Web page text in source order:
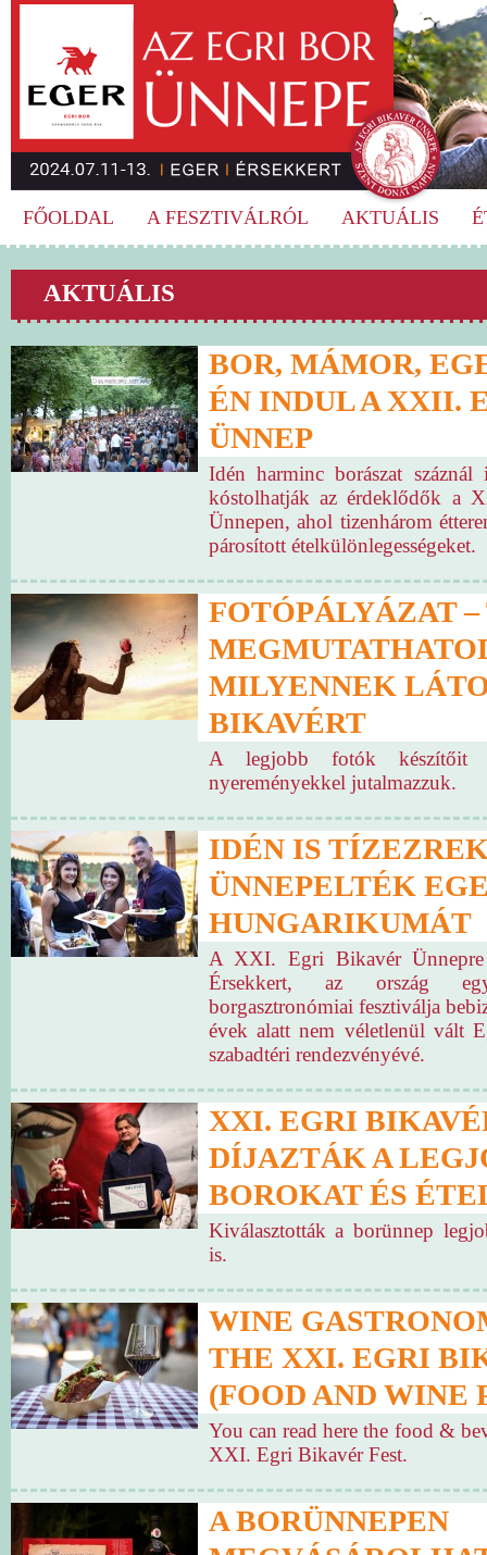
FŐOLDAL A FESZTIVÁLRÓL AKTUÁLIS
AKTUÁLIS
BOR, MÁMOR,
ÉN INDUL A XXII.
ÜNNEP
Idén harminc borászat
kóstolhatják az érdeklődők a
Ünnepen, ahol tizenhárom
párosított ételkülönlegességeket.
FOTÓPÁLYÁZAT –
MILYENNEK
BIKAVÉRT
A legjobb fotók készítőit
nyereményekkel jutalmazzuk.
IDÉN IS
ÜNNEPELTÉK
HUNGARIKUMÁT
A XXI. Egri Bikavér Ünnepre
Érsekkert, az ország
borgasztronómiai fesztiválja
évek alatt nem véletlenül vált
szabadtéri rendezvényévé.
XXI. EGRI
DÍJAZTÁK A
BOROKAT ÉS
Kiválasztották a borünnep
is.
WINE
THE XXI. EGRI
(FOOD AND WINE
You can read here the food &
XXI. Egri Bikavér Fest.
A BORÜNNEPEN